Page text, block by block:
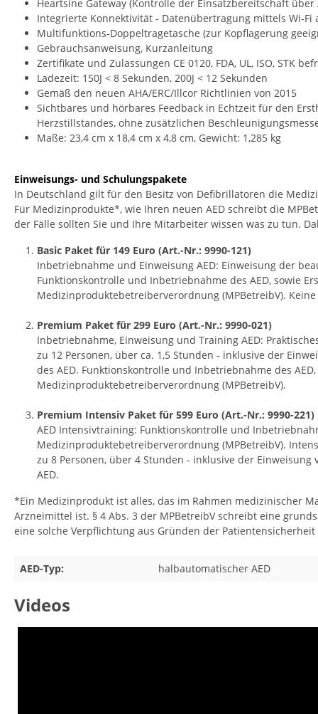
Heartsine Gateway (Kontrolle der Einsatzbereitschaft über
Integrierte Konnektivität - Datenübertragung mittels Wi-Fi
Multifunktions-Doppeltragetasche (zur Kopflagerung
Gebrauchsanweisung, Kurzanleitung
Zertifikate und Zulassungen CE 0120, FDA, UL, ISO, STK
Ladezeit: 150J < 8 Sekunden, 200J < 12 Sekunden
Gemäß den neuen AHA/ERC/Illcor Richtlinien von 2015
Sichtbares und hörbares Feedback in Echtzeit für den
Herzstillstandes, ohne zusätzlichen
Maße: 23,4 cm x 18,4 cm x 4,8 cm, Gewicht: 1,285 kg
Einweisungs- und Schulungspakete
In Deutschland gilt für den Besitz von Defibrillatoren die
Für Medizinprodukte*, wie Ihren neuen AED schreibt die
der Fälle sollten Sie und Ihre Mitarbeiter wissen was zu tun.
Basic Paket für 149 Euro (Art.-Nr.: 9990-121)
Inbetriebnahme und Einweisung AED: Einweisung der
Funktionskontrolle und Inbetriebnahme des AED, sowie
Medizinproduktebetreiberverordnung (MPBetreibV).
Premium Paket für 299 Euro (Art.-Nr.: 9990-021)
Inbetriebnahme, Einweisung und Training AED:
zu 12 Personen, über ca. 1,5 Stunden - inklusive der
des AED. Funktionskontrolle und Inbetriebnahme des
Medizinproduktebetreiberverordnung (MPBetreibV).
Premium Intensiv Paket für 599 Euro (Art.-Nr.: 9990-221)
AED Intensivtraining: Funktionskontrolle und
Medizinproduktebetreiberverordnung (MPBetreibV).
zu 8 Personen, über 4 Stunden - inklusive der
AED.
*Ein Medizinprodukt ist alles, das im Rahmen medizinischer
Arzneimittel ist. § 4 Abs. 3 der MPBetreibV schreibt eine
eine solche Verpflichtung aus Gründen der
AED-Typ: halbautomatischer AED
Videos